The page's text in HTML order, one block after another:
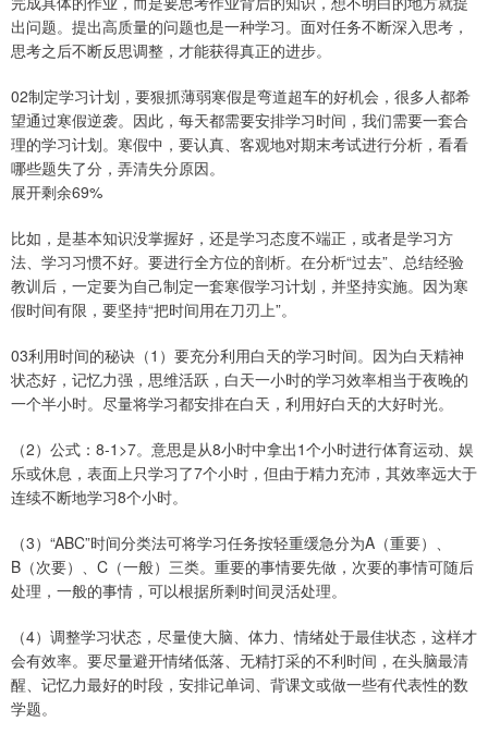
出问题。提出高质量的问题也是一种学习。面对任务不断深入思考，
思考之后不断反思调整，才能获得真正的进步。
02制定学习计划，要狠抓薄弱寒假是弯道超车的好机会，很多人都希
望通过寒假逆袭。因此，每天都需要安排学习时间，我们需要一套合
理的学习计划。寒假中，要认真、客观地对期末考试进行分析，看看
哪些题失了分，弄清失分原因。
展开剩余69%
比如，是基本知识没掌握好，还是学习态度不端正，或者是学习方
法、学习习惯不好。要进行全方位的剖析。在分析“过去”、总结经验
教训后，一定要为自己制定一套寒假学习计划，并坚持实施。因为寒
假时间有限，要坚持“把时间用在刀刃上”。
03利用时间的秘诀（1）要充分利用白天的学习时间。因为白天精神
状态好，记忆力强，思维活跃，白天一小时的学习效率相当于夜晚的
一个半小时。尽量将学习都安排在白天，利用好白天的大好时光。
（2）公式：8-1>7。意思是从8小时中拿出1个小时进行体育运动、娱
乐或休息，表面上只学习了7个小时，但由于精力充沛，其效率远大于
连续不断地学习8个小时。
（3）“ABC”时间分类法可将学习任务按轻重缓急分为A（重要）、
B（次要）、C（一般）三类。重要的事情要先做，次要的事情可随后
处理，一般的事情，可以根据所剩时间灵活处理。
（4）调整学习状态，尽量使大脑、体力、情绪处于最佳状态，这样才
会有效率。要尽量避开情绪低落、无精打采的不利时间，在头脑最清
醒、记忆力最好的时段，安排记单词、背课文或做一些有代表性的数
学题。